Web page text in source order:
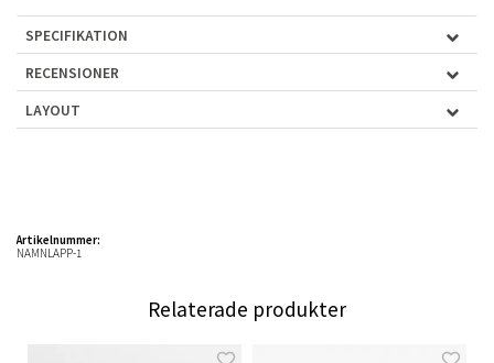
SPECIFIKATION
RECENSIONER
LAYOUT
Artikelnummer:
NAMNLAPP-1
Relaterade produkter